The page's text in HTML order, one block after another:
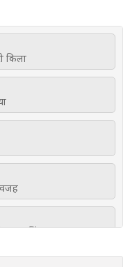
किला
वजह
का किंग